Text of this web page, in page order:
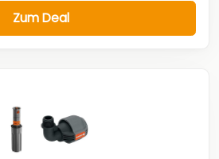
Zum Deal